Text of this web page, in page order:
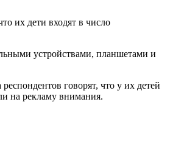
их дети входят в число
устройствами, планшетами и
говорят, что у их детей
на рекламу внимания.